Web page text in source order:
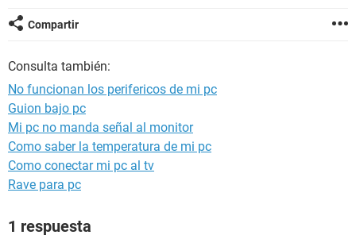
Compartir
Consulta también:
No funcionan los perifericos de mi pc
Guion bajo pc
Mi pc no manda señal al monitor
Como saber la temperatura de mi pc
Como conectar mi pc al tv
Rave para pc
1 respuesta